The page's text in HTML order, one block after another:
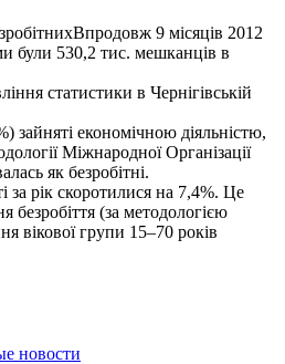
Впродовж 9 місяців 2012
були 530,2 тис. мешканців в
статистики в Чернігівській
зайняті економічною діяльністю,
Міжнародної Організації
як безробітні.
за рік скоротилися на 7,4%. Це
безробіття (за методологією
вікової групи 15–70 років
новости